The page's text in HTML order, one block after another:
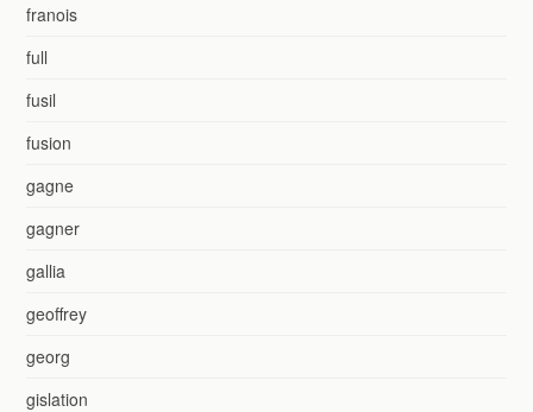
franois
full
fusil
fusion
gagne
gagner
gallia
geoffrey
georg
gislation